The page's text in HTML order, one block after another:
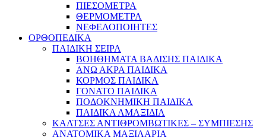
ΠΙΕΣΟΜΕΤΡΑ
ΘΕΡΜΟΜΕΤΡΑ
ΝΕΦΕΛΟΠΟΙΗΤΕΣ
ΟΡΘΟΠΕΔΙΚΑ
ΠΑΙΔΙΚΗ ΣΕΙΡΑ
ΒΟΗΘΗΜΑΤΑ ΒΑΔΙΣΗΣ ΠΑΙΔΙΚΑ
ΑΝΩ ΑΚΡΑ ΠΑΙΔΙΚΑ
ΚΟΡΜΟΣ ΠΑΙΔΙΚΑ
ΓΟΝΑΤΟ ΠΑΙΔΙΚΑ
ΠΟΔΟΚΝΗΜΙΚΗ ΠΑΙΔΙΚΑ
ΠΑΙΔΙΚΑ ΑΜΑΞΙΔΙΑ
ΚΑΛΤΣΕΣ ΑΝΤΙΘΡΟΜΒΩΤΙΚΕΣ – ΣΥΜΠΙΕΣΗΣ
ΑΝΑΤΟΜΙΚΑ ΜΑΞΙΛΑΡΙΑ